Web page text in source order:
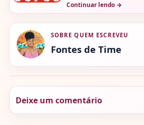
Continuar lendo →
SOBRE QUEM ESCREVEU
Fontes de Time
Deixe um comentário